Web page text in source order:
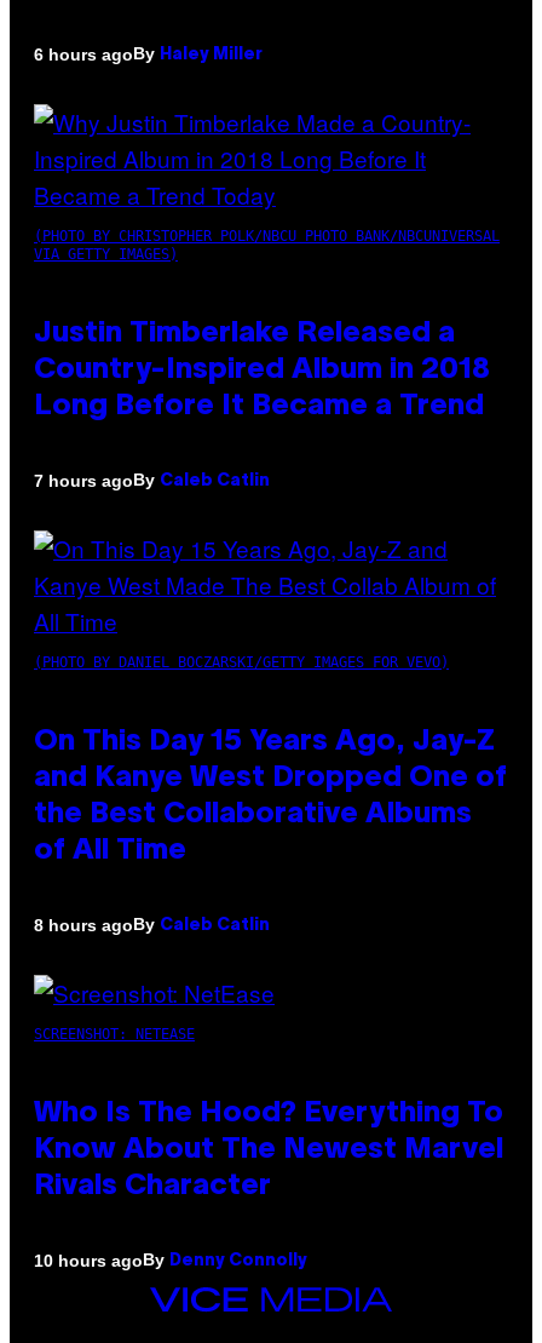
6 hours agoBy Haley Miller
(PHOTO BY CHRISTOPHER POLK/NBCU PHOTO BANK/NBCUNIVERSAL
VIA GETTY IMAGES)
Justin Timberlake Released a
Country-Inspired Album in 2018
Long Before It Became a Trend
7 hours agoBy Caleb Catlin
(PHOTO BY DANIEL BOCZARSKI/GETTY IMAGES FOR VEVO)
On This Day 15 Years Ago, Jay-Z
and Kanye West Dropped One of
the Best Collaborative Albums
of All Time
8 hours agoBy Caleb Catlin
SCREENSHOT: NETEASE
Who Is The Hood? Everything To
Know About The Newest Marvel
Rivals Character
10 hours agoBy Denny Connolly
VICE